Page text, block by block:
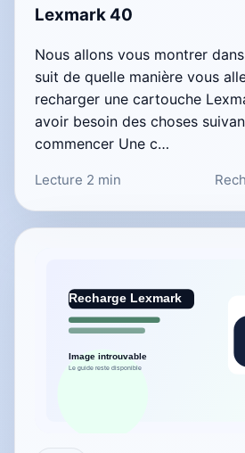
Lexmark 40
Nous allons vous montrer
suit de quelle manière vous
recharger une cartouche
avoir besoin des choses
commencer Une c…
Lecture 2 min